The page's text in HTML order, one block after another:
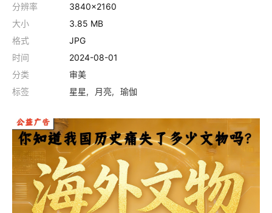
分辨率
3840x2160
大小
3.85 MB
格式
JPG
时间
2024-08-01
分类
审美
标签
星星 月亮 瑜伽